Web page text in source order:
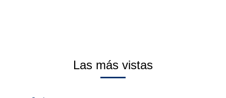
Las más vistas